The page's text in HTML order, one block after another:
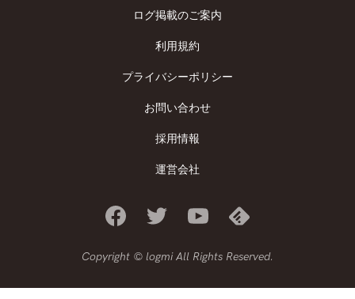
ログ掲載のご案内
利用規約
プライバシーポリシー
お問い合わせ
採用情報
運営会社
Copyright © logmi All Rights Reserved.